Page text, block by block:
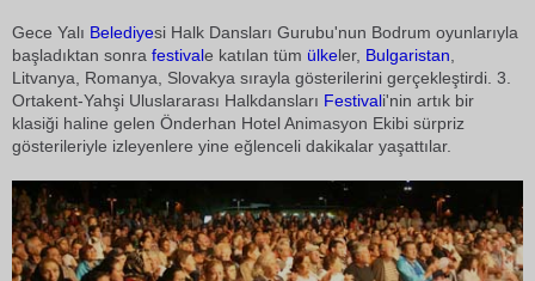
Gece Yalı Belediyesi Halk Dansları Gurubu'nun Bodrum oyunlarıyla
başladıktan sonra festivale katılan tüm ülkeler, Bulgaristan
Litvanya, Romanya, Slovakya sırayla gösterilerini gerçekleştirdi. 3.
Ortakent-Yahşi Uluslararası Halkdansları Festivali'nin artık bir
klasiği haline gelen Önderhan Hotel Animasyon Ekibi sürpriz
gösterileriyle izleyenlere yine eğlenceli dakikalar yaşattılar.